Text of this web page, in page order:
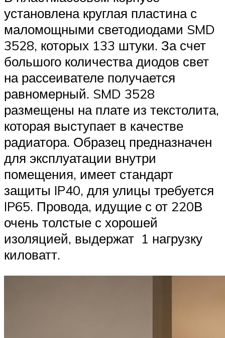
установлена круглая пластина с
маломощными светодиодами SMD
3528, которых 133 штуки. За счет
большого количества диодов свет
на рассеивателе получается
равномерный. SMD 3528
размещены на плате из текстолита,
которая выступает в качестве
радиатора. Образец предназначен
для эксплуатации внутри
помещения, имеет стандарт
защиты IP40, для улицы требуется
IP65. Провода, идущие с от 220В
очень толстые с хорошей
изоляцией, выдержат 1 нагрузку
киловатт.